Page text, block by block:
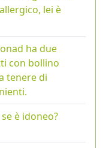
lei è
ha due
con bollino
tenere di
è idoneo?